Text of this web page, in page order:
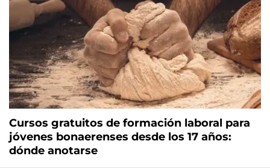
Cursos gratuitos de formación laboral para
jóvenes bonaerenses desde los 17 años:
dónde anotarse